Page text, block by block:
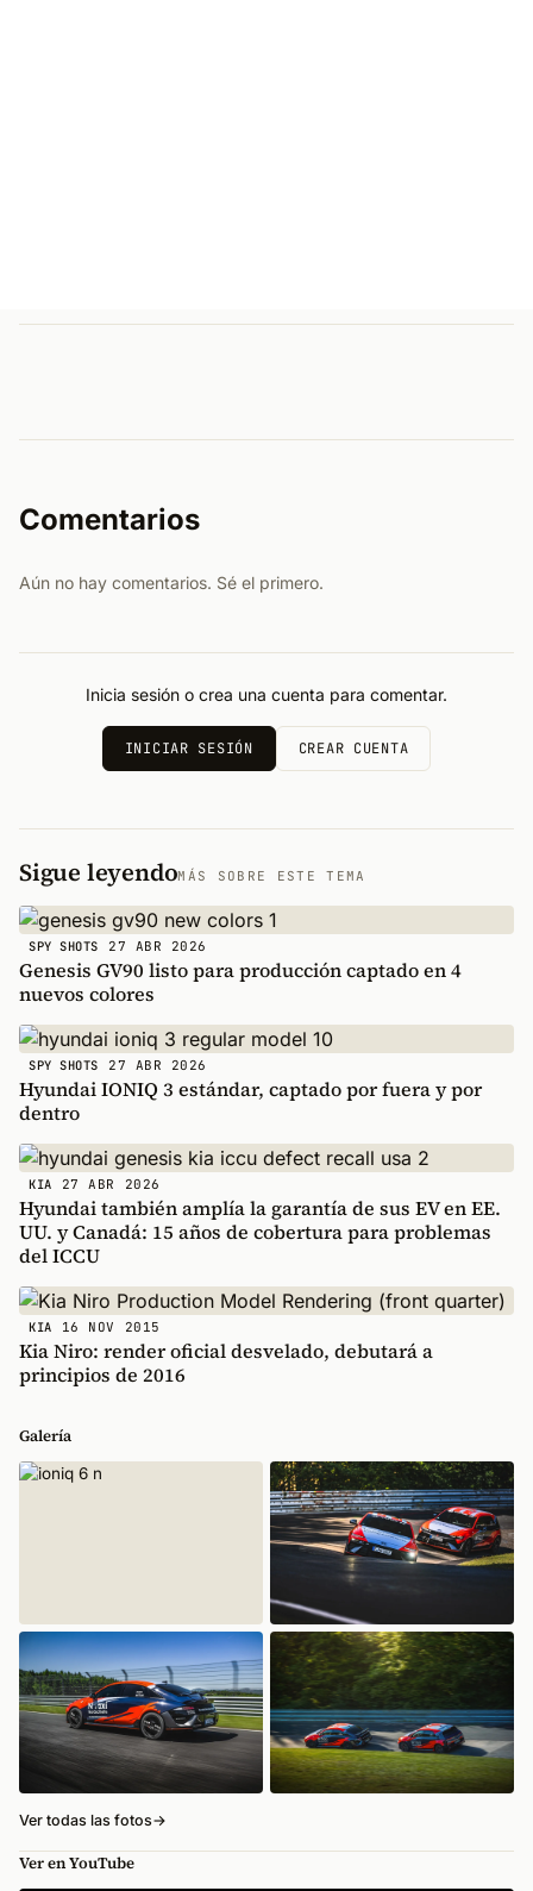
Comentarios
Aún no hay comentarios. Sé el primero.
Inicia sesión o crea una cuenta para comentar.
INICIAR SESIÓN CREAR CUENTA
Sigue leyendoMÁS SOBRE ESTE TEMA
SPY SHOTS 27 ABR 2026
Genesis GV90 listo para producción captado en 4
nuevos colores
SPY SHOTS 27 ABR 2026
Hyundai IONIQ 3 estándar, captado por fuera y por
dentro
KIA 27 ABR 2026
Hyundai también amplía la garantía de sus EV en EE.
UU. y Canadá: 15 años de cobertura para problemas
del ICCU
KIA 16 NOV 2015
Kia Niro: render oficial desvelado, debutará a
principios de 2016
Galería
Ver todas las fotos→
Ver en YouTube